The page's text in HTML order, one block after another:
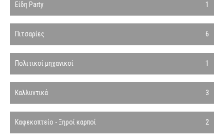
Είδη Party 1
Πιτσαρίες 6
Πολιτικοί μηχανικοί 1
Καλλυντικά 3
Καφεκοπτείο - Ξηροί καρποί 2